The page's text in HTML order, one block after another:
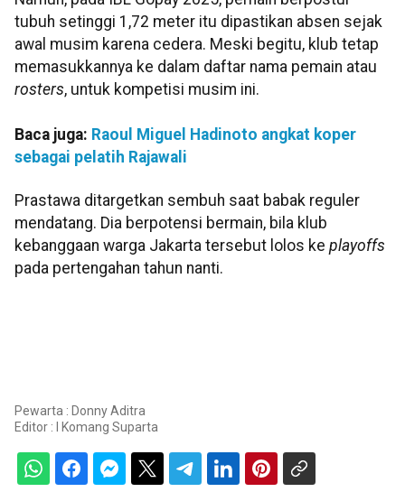
tubuh setinggi 1,72 meter itu dipastikan absen sejak
awal musim karena cedera. Meski begitu, klub tetap
memasukkannya ke dalam daftar nama pemain atau
rosters, untuk kompetisi musim ini.
Baca juga: Raoul Miguel Hadinoto angkat koper
sebagai pelatih Rajawali
Prastawa ditargetkan sembuh saat babak reguler
mendatang. Dia berpotensi bermain, bila klub
kebanggaan warga Jakarta tersebut lolos ke playoffs
pada pertengahan tahun nanti.
Pewarta : Donny Aditra
Editor :
I Komang Suparta